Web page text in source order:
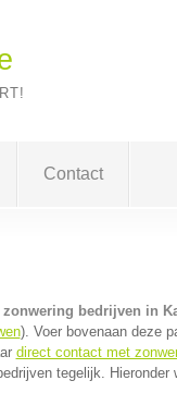
Contact
zonwering bedrijven in
). Voer bovenaan deze
direct contact met
tegelijk. Hieronder